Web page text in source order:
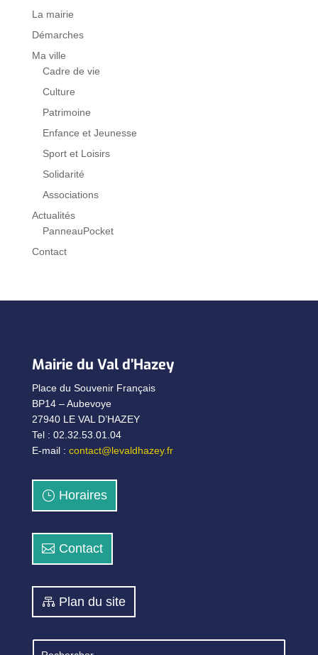
La mairie
Démarches
Ma ville
Cadre de vie
Culture
Patrimoine
Enfance et Jeunesse
Sport et Loisirs
Solidarité
Associations
Actualités
PanneauPocket
Contact
Mairie du Val d’Hazey
Place du Souvenir Français
BP14 – Aubevoye
27940 LE VAL D’HAZEY
Tel : 02.32.53.01.04
E-mail : contact@levaldhazey.fr
Horaires
Contact
Plan du site